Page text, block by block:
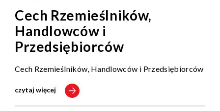
Cech Rzemieślników,
Handlowców i
Przedsiębiorców
Cech Rzemieślników, Handlowców i Przedsiębiorców
czytaj więcej